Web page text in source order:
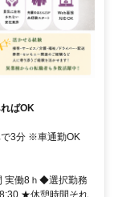
ばOK
3分 ※車通勤OK
実働8ｈ◆選択勤務
★休憩時間それ